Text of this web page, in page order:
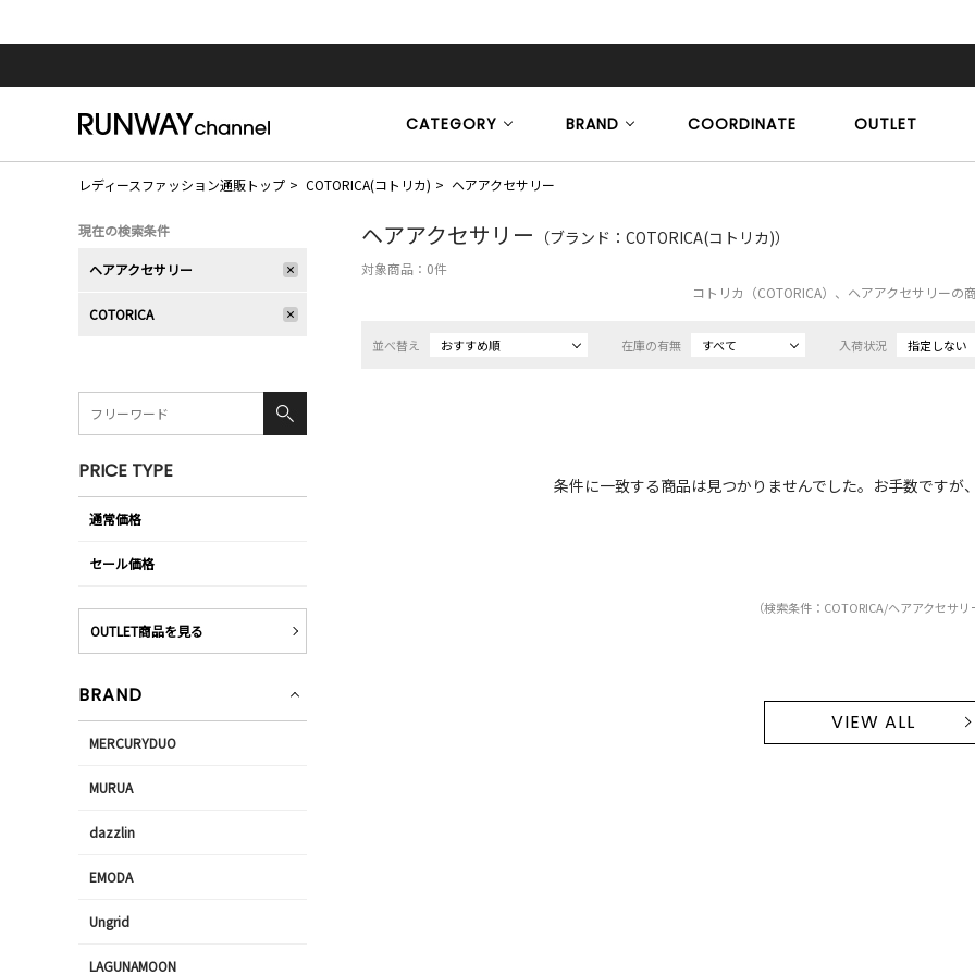
CATEGORY BRAND COORDINATE OUTLET
レディースファッション通販トップ COTORICA(コトリカ) ヘアアクセサリー
ヘアアクセサリー （ブランド：COTORICA(コトリカ)）
対象商品： 0件
コトリカ（COTORICA）、ヘアアクセサリーの
並べ替え おすすめ順 在庫の有無 すべて 入荷状況 指定しない
条件に一致する商品は見つかりませんでした。お手数ですが
（検索条件：COTORICA/ヘアアクセサリ
VIEW ALL
現在の検索条件
ヘアアクセサリー
COTORICA
PRICE TYPE
通常価格
セール価格
OUTLET商品を見る
BRAND
MERCURYDUO
MURUA
dazzlin
EMODA
Ungrid
LAGUNAMOON